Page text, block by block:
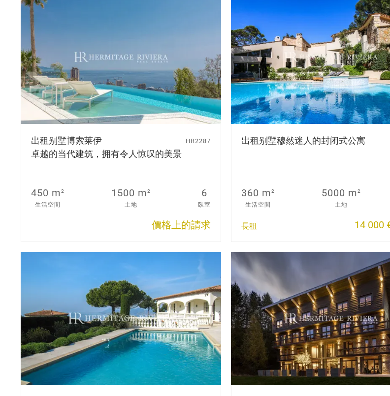
出租别墅博索莱伊
卓越的当代建筑，拥有令人惊叹的美景
HR2287
450 m2
生活空間
1500 m2
土地
6
臥室
價格上的請求
出租别墅穆然迷人的封闭式公寓
360 m2
生活空間
5000 m2
土地
長租 14 000